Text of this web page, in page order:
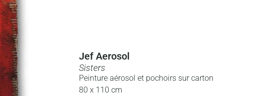
Jef Aerosol
Sisters
Peinture aérosol et pochoirs sur carton
80 x 110 cm